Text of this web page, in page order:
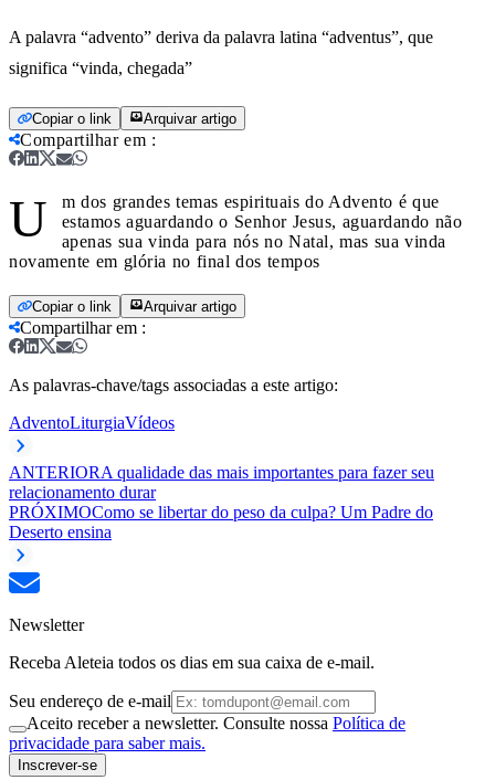
A palavra “advento” deriva da palavra latina “adventus”, que
significa “vinda, chegada”
Copiar o link Arquivar artigo
Compartilhar em :
U
m dos grandes temas espirituais do Advento é que
estamos aguardando o Senhor Jesus, aguardando não
apenas sua vinda para nós no Natal, mas sua vinda
novamente em glória no final dos tempos
Copiar o link Arquivar artigo
Compartilhar em :
As palavras-chave/tags associadas a este artigo:
AdventoLiturgiaVídeos
ANTERIORA qualidade das mais importantes para fazer seu
relacionamento durar
PRÓXIMOComo se libertar do peso da culpa? Um Padre do
Deserto ensina
Newsletter
Receba Aleteia todos os dias em sua caixa de e-mail.
Seu endereço de e-mail
Aceito receber a newsletter. Consulte nossa Política de
privacidade para saber mais.
Inscrever-se